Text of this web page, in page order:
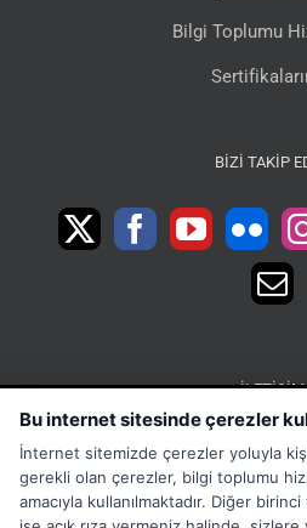
Bilgi Toplumu
BIZI TAKIP
İLETIŞIM
15 Temmuz Mah. 1468 Sok.
İstanbul
Phone:
Bu internet sitesinde çerezler
İnternet sitemizde çerezler yoluyla
gerekli olan çerezler, bilgi toplumu
amacıyla kullanılmaktadır. Diğer